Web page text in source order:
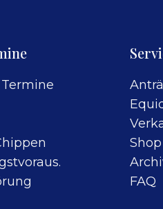
Shop
FAQ